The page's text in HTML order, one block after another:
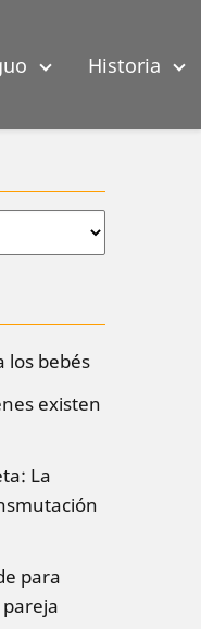
Historia
los bebés
existen
La
para